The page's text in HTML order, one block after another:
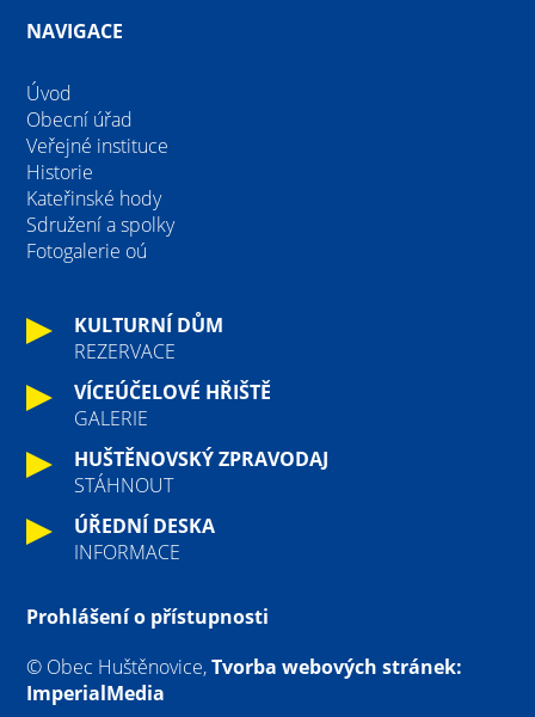
NAVIGACE
Úvod
Obecní úřad
Veřejné instituce
Historie
Kateřinské hody
Sdružení a spolky
Fotogalerie oú
KULTURNÍ DŮM
REZERVACE
VÍCEÚČELOVÉ HŘIŠTĚ
GALERIE
HUŠTĚNOVSKÝ ZPRAVODAJ
STÁHNOUT
ÚŘEDNÍ DESKA
INFORMACE
© Obec Huštěnovice,Tvorba webových stránek:
ImperialMedia
Prohlášení o přístupnosti